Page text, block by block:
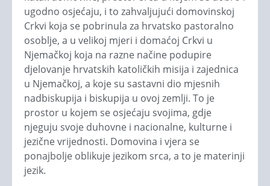
ugodno osjećaju, i to zahvaljujući domovinskoj
Crkvi koja se pobrinula za hrvatsko pastoralno
osoblje, a u velikoj mjeri i domaćoj Crkvi u
Njemačkoj koja na razne načine podupire
djelovanje hrvatskih katoličkih misija i zajednica
u Njemačkoj, a koje su sastavni dio mjesnih
nadbiskupija i biskupija u ovoj zemlji. To je
prostor u kojem se osjećaju svojima, gdje
njeguju svoje duhovne i nacionalne, kulturne i
jezične vrijednosti. Domovina i vjera se
ponajbolje oblikuje jezikom srca, a to je materinji
jezik.